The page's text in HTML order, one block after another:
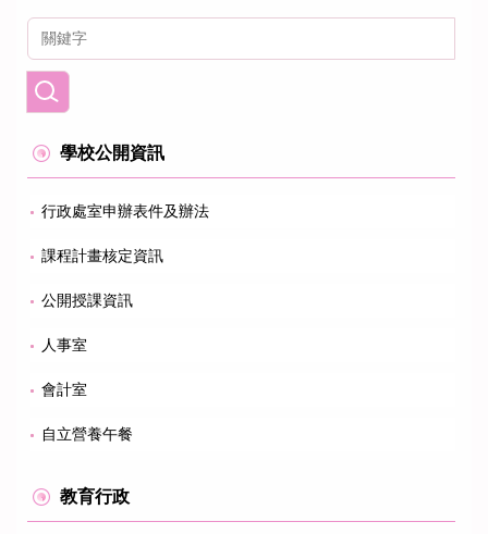
學校公開資訊
行政處室申辦表件及辦法
課程計畫核定資訊
公開授課資訊
人事室
會計室
自立營養午餐
教育行政